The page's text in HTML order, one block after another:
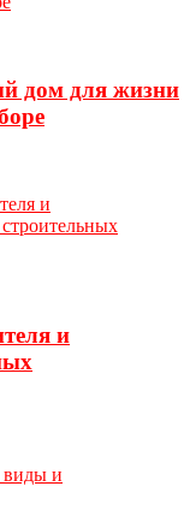
дом для жизни
и